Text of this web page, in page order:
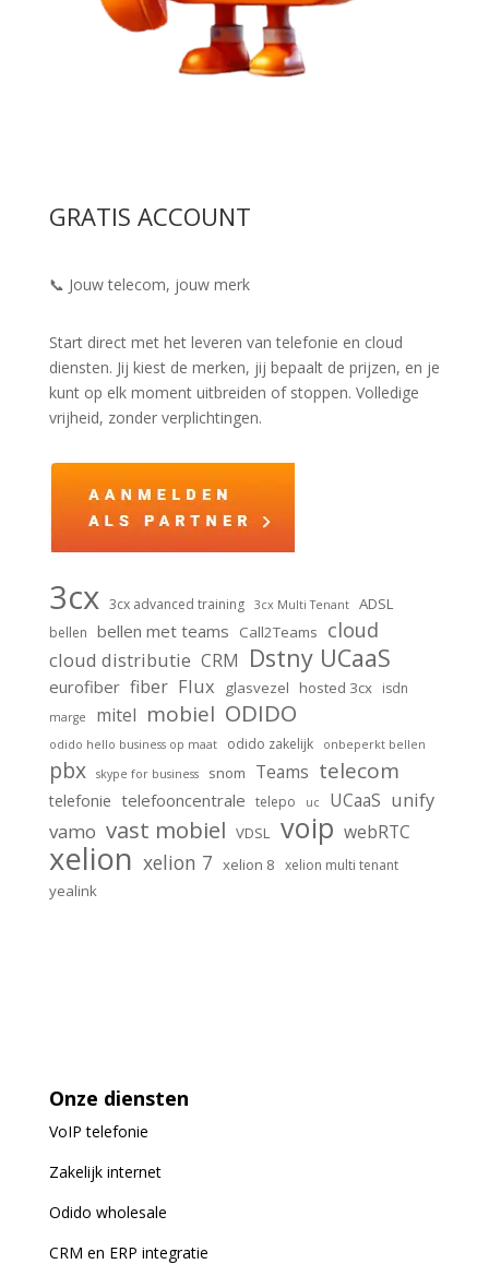
GRATIS ACCOUNT
📞 Jouw telecom, jouw merk
Start direct met het leveren van telefonie en cloud
diensten. Jij kiest de merken, jij bepaalt de prijzen, en je
kunt op elk moment uitbreiden of stoppen. Volledige
vrijheid, zonder verplichtingen.
3cx 3cx advanced training 3cx Multi Tenant ADSL
bellen bellen met teams Call2Teams cloud
cloud distributie CRM Dstny UCaaS
eurofiber fiber Flux glasvezel hosted 3cx isdn
marge mitel mobiel ODIDO
odido hello business op maat odido zakelijk onbeperkt bellen
pbx skype for business snom Teams telecom
telefonie telefooncentrale telepo uc UCaaS unify
vamo vast mobiel VDSL voip webRTC
xelion xelion 7 xelion 8 xelion multi tenant
yealink
Onze diensten
VoIPtelefonie
Zakelijk internet
Odido wholesale
CRM en ERP integratie